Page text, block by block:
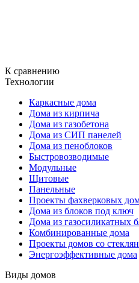
К сравнению
Технологии
Каркасные дома
Дома из кирпича
Дома из газобетона
Дома из СИП панелей
Дома из пеноблоков
Быстровозводимые
Модульные
Щитовые
Панельные
Проекты фахверковых
Дома из блоков под ключ
Дома из газосиликатных
Комбинированные дома
Проекты домов со
Энергоэффективные дома
Виды домов